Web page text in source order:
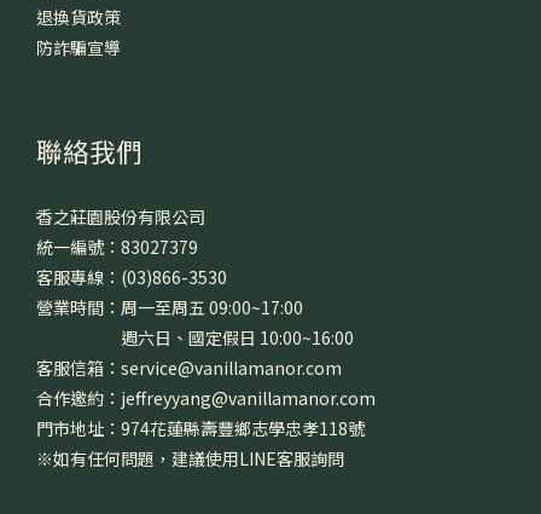
退換貨政策
防詐騙宣導
聯絡我們
香之莊園股份有限公司
統一編號：83027379
客服專線：(03)866-3530
營業時間：周一至周五 09:00~17:00
週六日、國定假日 10:00~16:00
客服信箱：service@vanillamanor.com
合作邀約：jeffreyyang@vanillamanor.com
門市地址：974花蓮縣壽豐鄉志學忠孝118號
※如有任何問題，建議使用LINE客服詢問